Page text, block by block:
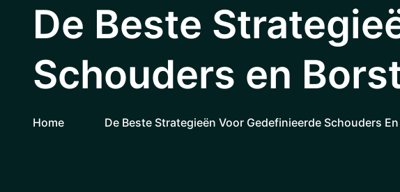
De Beste
Schouders en
Home De Beste Strategieën Voor Gedefinieerde Schouders